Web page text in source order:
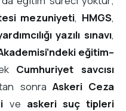
mezuniyeti, HMGS,
yazılı sınavı,
eğitim–
Cumhuriyet savcısı
sonra Askeri Ceza
ve askeri suç tipleri